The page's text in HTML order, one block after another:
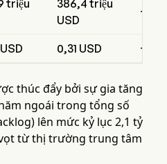
triệu
386,4 triệu
USD
0,31 USD
thúc đẩy bởi sự gia tăng
ngoái trong tổng số
lên mức kỷ lục 2,1 tỷ
từ thị trường trung tâm